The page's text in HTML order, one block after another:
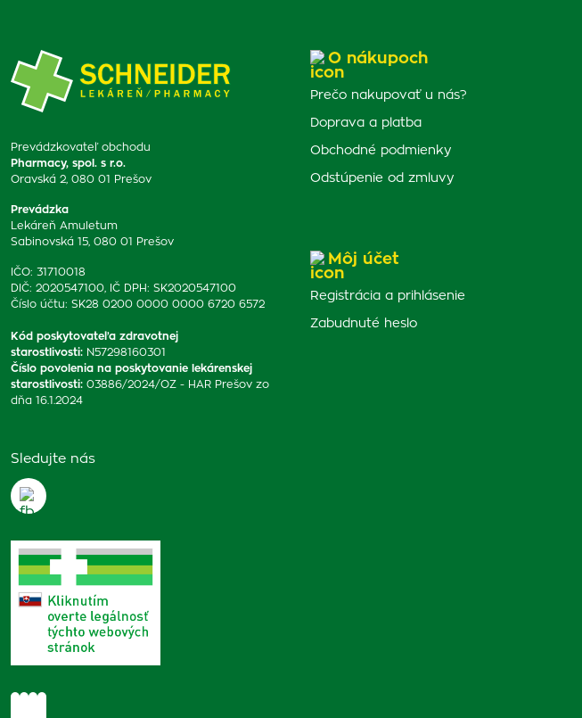
Prevádzkovateľ obchodu
Pharmacy, spol. s r.o.
Oravská 2, 080 01 Prešov
Prevádzka
Lekáreň Amuletum
Sabinovská 15, 080 01 Prešov
IČO: 31710018
DIČ: 2020547100, IČ DPH: SK2020547100
Číslo účtu: SK28 0200 0000 0000 6720 6572
Kód poskytovateľa zdravotnej
starostlivosti: N57298160301
Číslo povolenia na poskytovanie lekárenskej
starostlivosti: 03886/2024/OZ - HAR Prešov zo
dňa 16.1.2024
Sledujte nás
O nákupoch
Prečo nakupovať u nás?
Doprava a platba
Obchodné podmienky
Odstúpenie od zmluvy
Môj účet
Registrácia a prihlásenie
Zabudnuté heslo